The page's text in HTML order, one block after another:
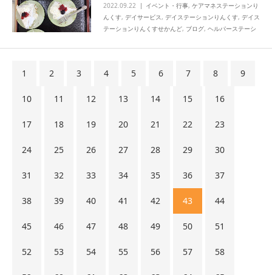
2022.09.22 イベント・行事, ケアマネステーションり
んくす, デイサービス , デイステーションりんくす, デイス
テーションりんくすせかんど, ブログ, ヘルパーステーシ
1 2 3 4 5 6 7 8 9
10 11 12 13 14 15 16
17 18 19 20 21 22 23
24 25 26 27 28 29 30
31 32 33 34 35 36 37
38 39 40 41 42 43 44
45 46 47 48 49 50 51
52 53 54 55 56 57 58